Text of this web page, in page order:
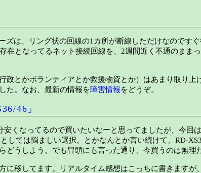
は、リング状の回線の1カ所が断線しただけなのです
となってるネット接続回線を、2週間近く不通のまま
とかボランティアとか救援物資とか）はあまり取り上
た。なお、最新の情報を障害情報をどうぞ。
46」
くなってるので買いたいなーと思ってましたが、今回
しては悩ましい選択。とかなんとか言い続けて、RD-
うしよう。でも冒頭にも言った通り、今買うのは無理
に移してます。リアルタイム感想はこっちに書きますが